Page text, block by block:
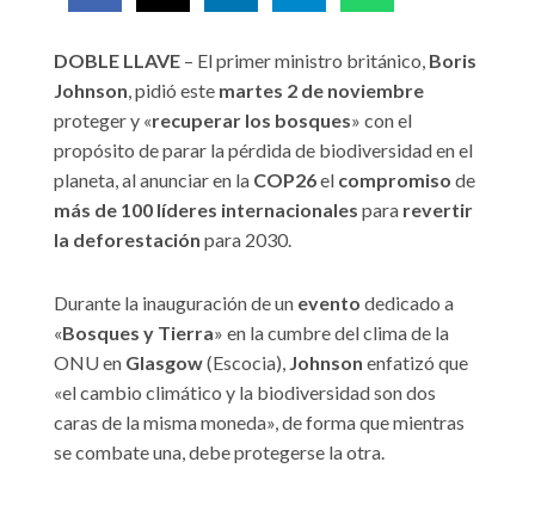
DOBLE LLAVE – El primer ministro británico, Boris
Johnson, pidió este martes 2 de noviembre
proteger y «recuperar los bosques» con el
propósito de parar la pérdida de biodiversidad en el
planeta, al anunciar en la COP26el compromiso de
más de 100 líderes internacionales para revertir
la deforestación para 2030.
Durante la inauguración de un evento dedicado a
«Bosques y Tierra» en la cumbre del clima de la
ONU en Glasgow(Escocia), Johnson enfatizó que
«el cambio climático y la biodiversidad son dos
caras de la misma moneda», de forma que mientras
se combate una, debe protegerse la otra.